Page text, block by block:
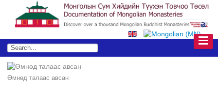
Өмнөд талаас авсан